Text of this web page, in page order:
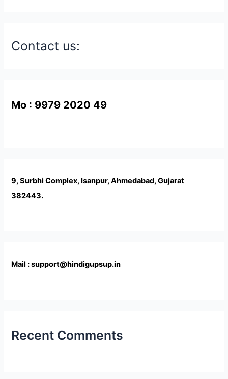
Contact us:
Mo : 9979 2020 49
9, Surbhi Complex, Isanpur, Ahmedabad, Gujarat
382443.
Mail : support@hindigupsup.in
Recent Comments